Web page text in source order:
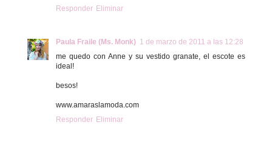
Responder Eliminar
Paula Fraile (Ms. Monk) 1 de marzo de 2011 a las 12:28
me quedo con Anne y su vestido granate, el escote es
ideal!
besos!
www.amaraslamoda.com
Responder Eliminar